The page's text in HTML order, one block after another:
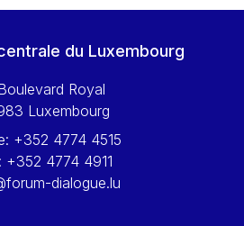
du Luxembourg
Royal
Luxembourg
+352 4774 4515
+352 4774 4911
dialogue.lu